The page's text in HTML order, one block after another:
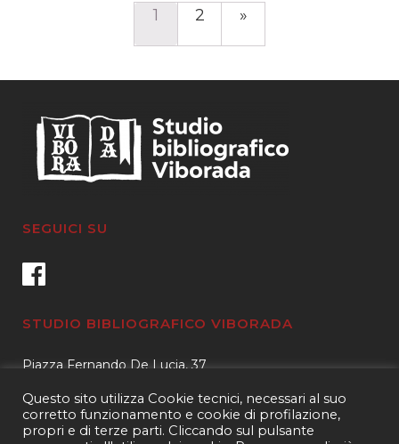
1 2 »
SEGUICI SU
STUDIO BIBLIOGRAFICO VIBORADA
Piazza Fernando De Lucia, 37
Tel.3400596959 – 3404632889
email.info@viborada.it
Questo sito utilizza Cookie tecnici, necessari al suo
corretto funzionamento e cookie di profilazione,
propri e di terze parti. Cliccando sul pulsante